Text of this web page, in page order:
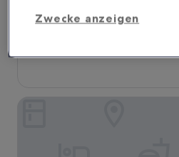
Unterkunft
8.8
Hervorragend,
8,8/10 Hervorragend (466
Zwecke anzeigen